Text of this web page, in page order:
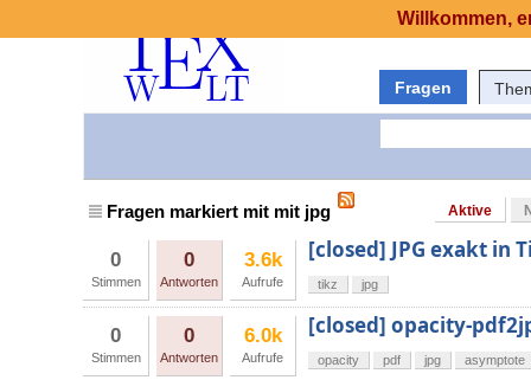
Fragen
Fragen markiert mit mit jpg Aktive
0
Stimmen
0
Antworten
3.6k
Aufrufe
[closed] JPG exakt in
tikz jpg
0
Stimmen
0
Antworten
6.0k
Aufrufe
[closed] opacity-
opacity pdf jpg asymptote
Willkommen,